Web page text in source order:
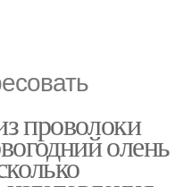
проволоки
олень